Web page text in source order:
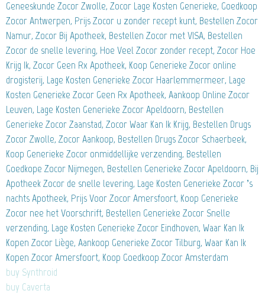
Geneeskunde Zocor Zwolle, Zocor Lage Kosten Generieke, Goedkoop
Zocor Antwerpen, Prijs Zocor u zonder recept kunt, Bestellen Zocor
Namur, Zocor Bij Apotheek, Bestellen Zocor met VISA, Bestellen
Zocor de snelle levering, Hoe Veel Zocor zonder recept, Zocor Hoe
Krijg Ik, Zocor Geen Rx Apotheek, Koop Generieke Zocor online
drogisterij, Lage Kosten Generieke Zocor Haarlemmermeer, Lage
Kosten Generieke Zocor Geen Rx Apotheek, Aankoop Online Zocor
Leuven, Lage Kosten Generieke Zocor Apeldoorn, Bestellen
Generieke Zocor Zaanstad, Zocor Waar Kan Ik Krijg, Bestellen Drugs
Zocor Zwolle, Zocor Aankoop, Bestellen Drugs Zocor Schaerbeek,
Koop Generieke Zocor onmiddellijke verzending, Bestellen
Goedkope Zocor Nijmegen, Bestellen Generieke Zocor Apeldoorn, Bij
Apotheek Zocor de snelle levering, Lage Kosten Generieke Zocor ’s
nachts Apotheek, Prijs Voor Zocor Amersfoort, Koop Generieke
Zocor nee het Voorschrift, Bestellen Generieke Zocor Snelle
verzending, Lage Kosten Generieke Zocor Eindhoven, Waar Kan Ik
Kopen Zocor Liège, Aankoop Generieke Zocor Tilburg, Waar Kan Ik
Kopen Zocor Amersfoort, Koop Goedkoop Zocor Amsterdam
buy Synthroid
buy Caverta